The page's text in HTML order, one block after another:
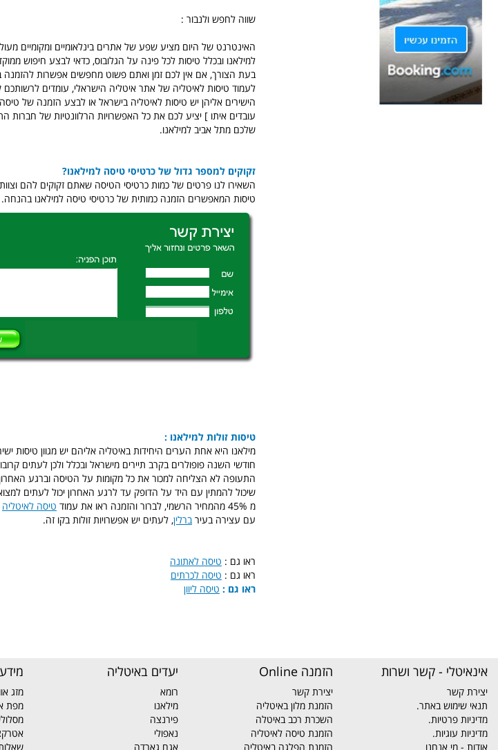
שווה לחפש ולנבור :
האינטרנט של היום מציע שפע של אתרים בינלאומיים ומקומיים
למילאנו ובכלל טיסות לכל פינה על הגלובוס, כדאי לבצע חיפוש
בעת הצורך, אם אין לכם זמן ואתם פשוט מחפשים אפשרות להזמנה
לעמוד טיסות לאיטליה של אתר איטליה הישראלי, עומדים לרשותכם
הישירים אליהן יש טיסות לאיטליה בישראל או לבצע הזמנה של
עובדים איתו ] יציע לכם את כל האפשרויות הרלוונטיות של חברות
שלכם מתל אביב למילאנו.
זקוקים למספר גדול של כרטיסי טיסה למילאנו?
השאירו לנו פרטים של כמות כרטיסי הטיסה שאתם זקוקים להם
טיסות המאפשרים הזמנה כמותית של כרטיסי טיסה למילאנו בהנחה.
טיסות זולות למילאנו :
מילאנו היא אחת הערים היחידות באיטליה אליהם יש מגוון טיסות
חודשי השנה פופולרים בקרב תיירים מישראל ובכלל ולכן לעתים
התעופה לא הצליחה למכור את כל מקומות על הטיסה וברגע האחרון
שיכול להמתין עם היד על הדופק עד לרגע האחרון יכול לעתים
מ 45% מהמחיר הרשמי, לברור והזמנה ראו את עמוד
טיסה לאיטליה
עם עצירה בעירברלין, לעתים יש אפשרויות זולות בקו זה.
ראו גם : טיסה לאתונה
ראו גם : טיסה לכרתים
ראו גם : טיסה ליוון
אינאיטלי - קשר ושרות
יצירת קשר
תנאי שימוש באתר.
מדיניות פרטיות.
מדיניות עוגיות.
אודות - מי אנחנו
הזמנה Online
יצירת קשר
הזמנת מלון באיטליה
השכרת רכב באיטלה
הזמנת טיסה לאיטליה
הזמנת הפלגה באיטליה
יעדים באיטליה
רומא
מילאנו
פירנצה
נאפולי
אגם גארדה
מזג
מפת